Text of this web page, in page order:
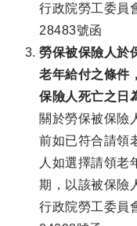
行政院勞工委員
28483號函
勞保被保險人於
老年給付之條件
保險人死亡之日
關於勞保被保險
前如已符合請領
人如選擇請領老
期，以該被保險
行政院勞工委員